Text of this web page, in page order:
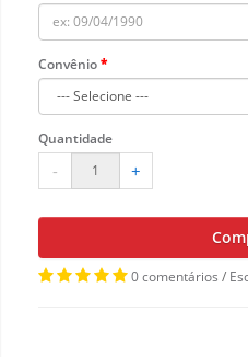
Convênio
Quantidade
- +
0 comentários /